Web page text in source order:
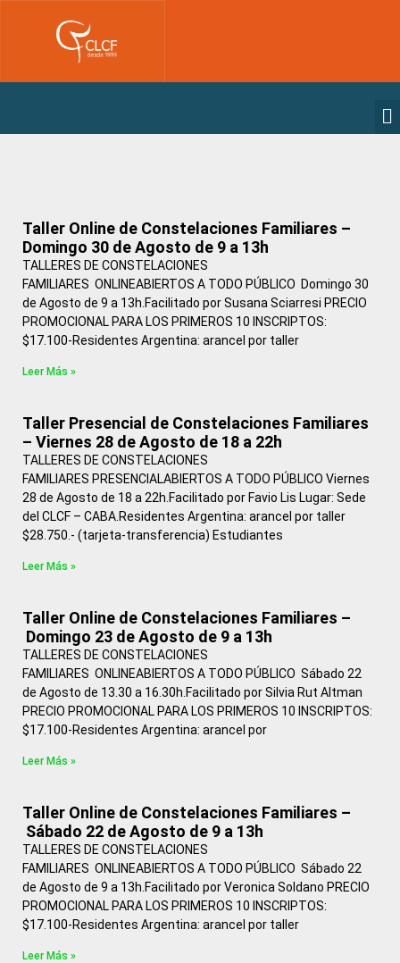
Taller Online de Constelaciones Familiares –
Domingo 30 de Agosto de 9 a 13h
TALLERES DE CONSTELACIONES
FAMILIARES ONLINEABIERTOS A TODO PÚBLICO Domingo 30
de Agosto de 9 a 13h.Facilitado por Susana Sciarresi PRECIO
PROMOCIONAL PARA LOS PRIMEROS 10 INSCRIPTOS:
$17.100-Residentes Argentina: arancel por taller
Leer Más »
Taller Presencial de Constelaciones Familiares
– Viernes 28 de Agosto de 18 a 22h
TALLERES DE CONSTELACIONES
FAMILIARES PRESENCIALABIERTOS A TODO PÚBLICO Viernes
28 de Agosto de 18 a 22h.Facilitado por Favio Lis Lugar: Sede
del CLCF – CABA.Residentes Argentina: arancel por taller
$28.750.- (tarjeta-transferencia) Estudiantes
Leer Más »
Taller Online de Constelaciones Familiares –
Domingo 23 de Agosto de 9 a 13h
TALLERES DE CONSTELACIONES
FAMILIARES ONLINEABIERTOS A TODO PÚBLICO Sábado 22
de Agosto de 13.30 a 16.30h.Facilitado por Silvia Rut Altman
PRECIO PROMOCIONAL PARA LOS PRIMEROS 10 INSCRIPTOS:
$17.100-Residentes Argentina: arancel por
Leer Más »
Taller Online de Constelaciones Familiares –
Sábado 22 de Agosto de 9 a 13h
TALLERES DE CONSTELACIONES
FAMILIARES ONLINEABIERTOS A TODO PÚBLICO Sábado 22
de Agosto de 9 a 13h.Facilitado por Veronica Soldano PRECIO
PROMOCIONAL PARA LOS PRIMEROS 10 INSCRIPTOS:
$17.100-Residentes Argentina: arancel por taller
Leer Más »